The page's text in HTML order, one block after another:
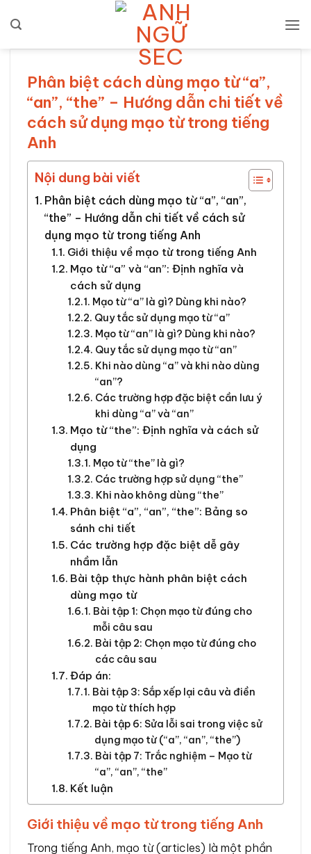
qua
Phân biệt cách dùng mạo từ “a”,
“an”, “the” – Hướng dẫn chi tiết về
cách sử dụng mạo từ trong tiếng
Anh
Nội dung bài viết
Phân biệt cách dùng mạo từ “a”, “an”,
“the” – Hướng dẫn chi tiết về cách sử
dụng mạo từ trong tiếng Anh
Giới thiệu về mạo từ trong tiếng Anh
Mạo từ “a” và “an”: Định nghĩa và
cách sử dụng
Mạo từ “a” là gì? Dùng khi nào?
Quy tắc sử dụng mạo từ “a”
Mạo từ “an” là gì? Dùng khi nào?
Quy tắc sử dụng mạo từ “an”
Khi nào dùng “a” và khi nào dùng
“an”?
Các trường hợp đặc biệt cần lưu ý
khi dùng “a” và “an”
Mạo từ “the”: Định nghĩa và cách sử
dụng
Mạo từ “the” là gì?
Các trường hợp sử dụng “the”
Khi nào không dùng “the”
Phân biệt “a”, “an”, “the”: Bảng so
sánh chi tiết
Các trường hợp đặc biệt dễ gây
nhầm lẫn
Bài tập thực hành phân biệt cách
dùng mạo từ
Bài tập 1: Chọn mạo từ đúng cho
mỗi câu sau
Bài tập 2: Chọn mạo từ đúng cho
các câu sau
Đáp án:
Bài tập 3: Sắp xếp lại câu và điền
mạo từ thích hợp
Bài tập 6: Sửa lỗi sai trong việc sử
dụng mạo từ (“a”, “an”, “the”)
Bài tập 7: Trắc nghiệm – Mạo từ
“a”, “an”, “the”
Kết luận
Giới thiệu về mạo từ trong tiếng Anh
Trong tiếng Anh, mạo từ (articles) là một phần